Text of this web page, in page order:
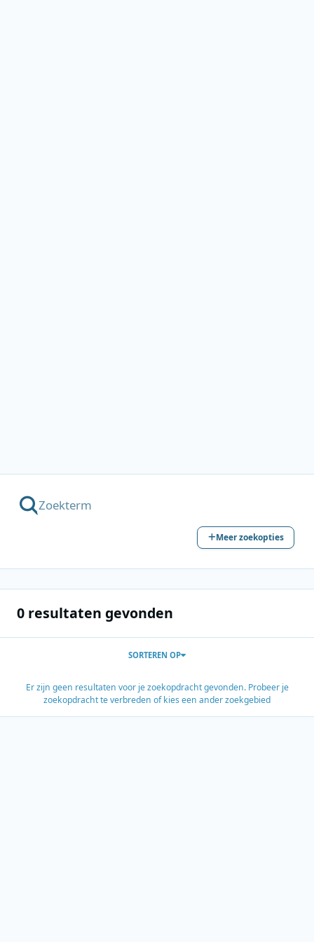
Meer zoekopties
0 resultaten gevonden
SORTEREN OP
Er zijn geen resultaten voor je zoekopdracht gevonden. Probeer je
zoekopdracht te verbreden of kies een ander zoekgebied